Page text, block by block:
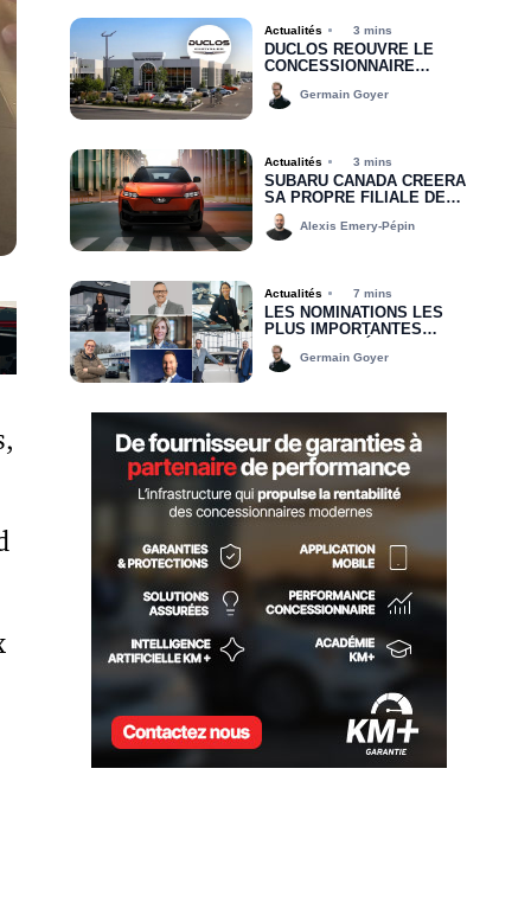
Actualités 3 mins
DUCLOS RÉOUVRE LE
CONCESSIONNAIRE
CHRYSLER DODGE JEEP
RAM DE DRUMMONDVILLE
Germain Goyer
Actualités 3 mins
SUBARU CANADA CRÉERA
SA PROPRE FILIALE DE
FINANCEMENT D’ICI 2030
Alexis Emery-Pépin
Actualités 7 mins
LES NOMINATIONS LES
PLUS IMPORTANTES
DEPUIS LE DÉBUT DE
2026
Germain Goyer